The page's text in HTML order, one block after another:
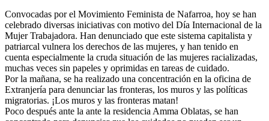
Convocadas por el Movimiento Feminista de Nafarroa, hoy se han
celebrado diversas iniciativas con motivo del Día Internacional de la
Mujer Trabajadora. Han denunciado que este sistema capitalista y
patriarcal vulnera los derechos de las mujeres, y han tenido en
cuenta especialmente la cruda situación de las mujeres racializadas,
muchas veces sin papeles y oprimidas en tareas de cuidado.
Por la mañana, se ha realizado una concentración en la oficina de
Extranjería para denunciar las fronteras, los muros y las políticas
migratorias. ¡Los muros y las fronteras matan!
Poco después ante la ante la residencia Amma Oblatas, se han